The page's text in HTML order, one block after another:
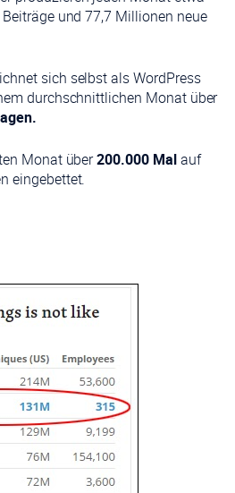
Beiträge und 77,7 Millionen neue
sich selbst als WordPress
durchschnittlichen Monat über
Monat über200.000 Malauf
eingebettet.